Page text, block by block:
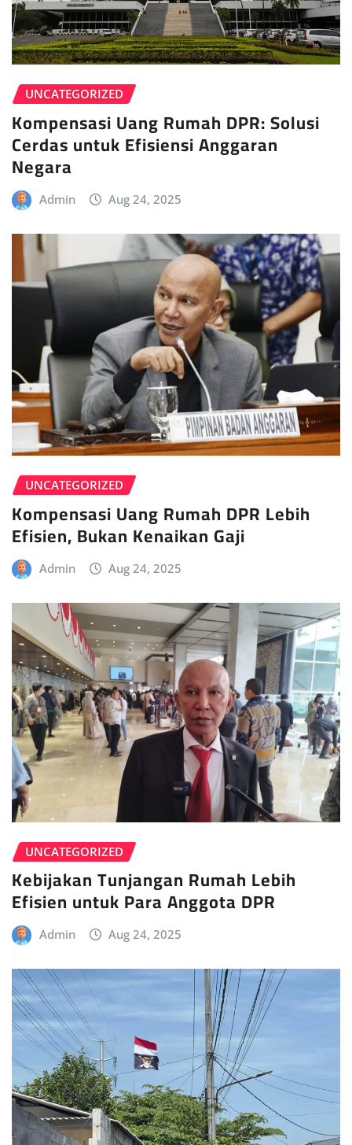
UNCATEGORIZED
Kompensasi Uang Rumah DPR: Solusi
Cerdas untuk Efisiensi Anggaran
Negara
Admin Aug 24, 2025
UNCATEGORIZED
Kompensasi Uang Rumah DPR Lebih
Efisien, Bukan Kenaikan Gaji
Admin Aug 24, 2025
UNCATEGORIZED
Kebijakan Tunjangan Rumah Lebih
Efisien untuk Para Anggota DPR
Admin Aug 24, 2025